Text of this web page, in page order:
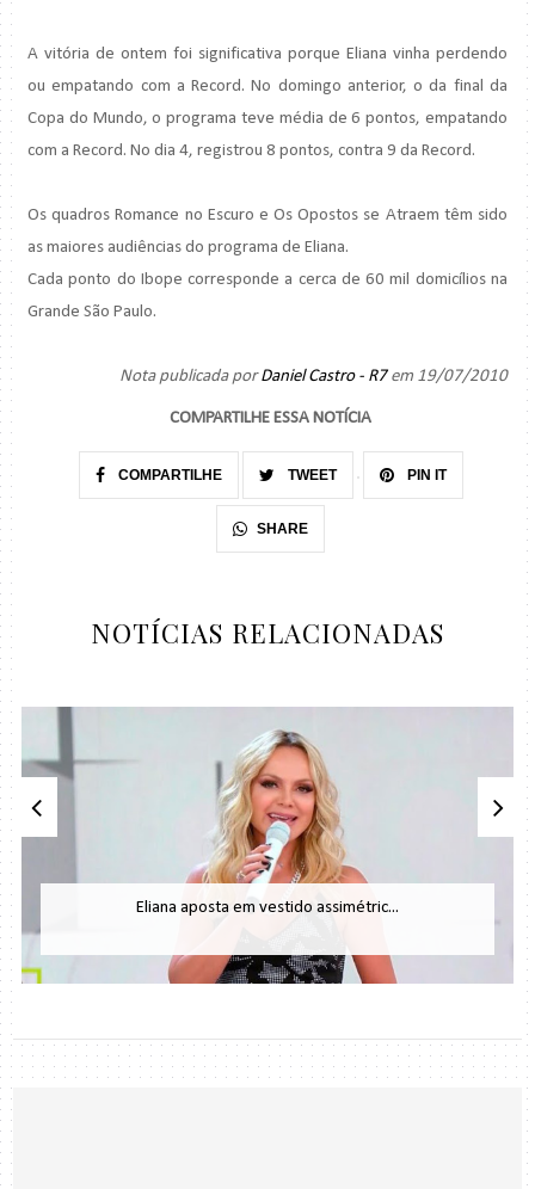
A vitória de ontem foi significativa porque Eliana vinha perdendo
ou empatando com a Record. No domingo anterior, o da final da
Copa do Mundo, o programa teve média de 6 pontos, empatando
com a Record. No dia 4, registrou 8 pontos, contra 9 da Record.
Os quadros Romance no Escuro e Os Opostos se Atraem têm sido
as maiores audiências do programa de Eliana.
Cada ponto do Ibope corresponde a cerca de 60 mil domicílios na
Grande São Paulo.
Nota publicada porDaniel Castro - R7em 19/07/2010
COMPARTILHE ESSA NOTÍCIA
COMPARTILHE TWEET PIN IT
SHARE
NOTÍCIAS RELACIONADAS
Eliana aposta em vestido assimétric...